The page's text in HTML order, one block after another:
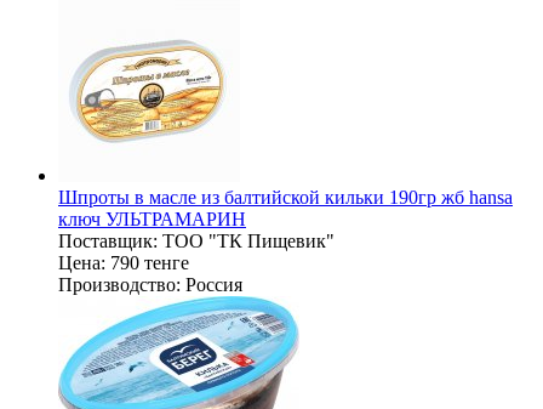
Шпроты в масле из балтийской кильки 190гр жб hansa
ключ УЛЬТРАМАРИН
Поставщик: ТОО "ТК Пищевик"
Цена: 790 тенге
Производство: Россия